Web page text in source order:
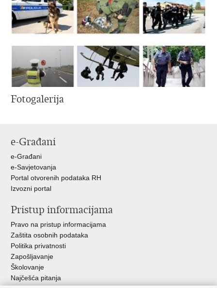
Fotogalerija
e-Građani
e-Građani
e-Savjetovanja
Portal otvorenih podataka RH
Izvozni portal
Pristup informacijama
Pravo na pristup informacijama
Zaštita osobnih podataka
Politika privatnosti
Zapošljavanje
Školovanje
Najčešća pitanja